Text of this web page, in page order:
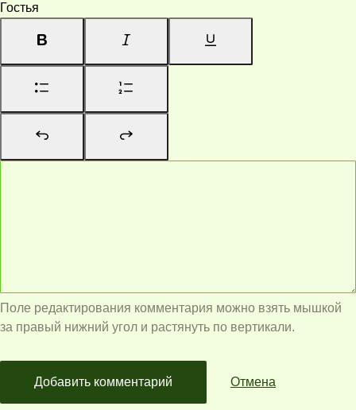
Гостья
Поле редактирования комментария можно взять мышкой
за правый нижний угол и растянуть по вертикали.
Добавить комментарий Отмена